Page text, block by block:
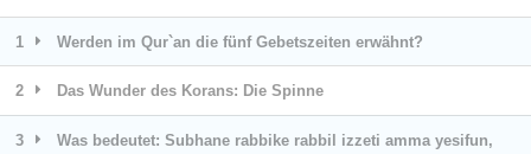
1 Werden im Qur`an die fünf Gebetszeiten erwähnt?
2 Das Wunder des Korans: Die Spinne
3
Was bedeutet: Subhane rabbike rabbil izzeti amma yesifun,